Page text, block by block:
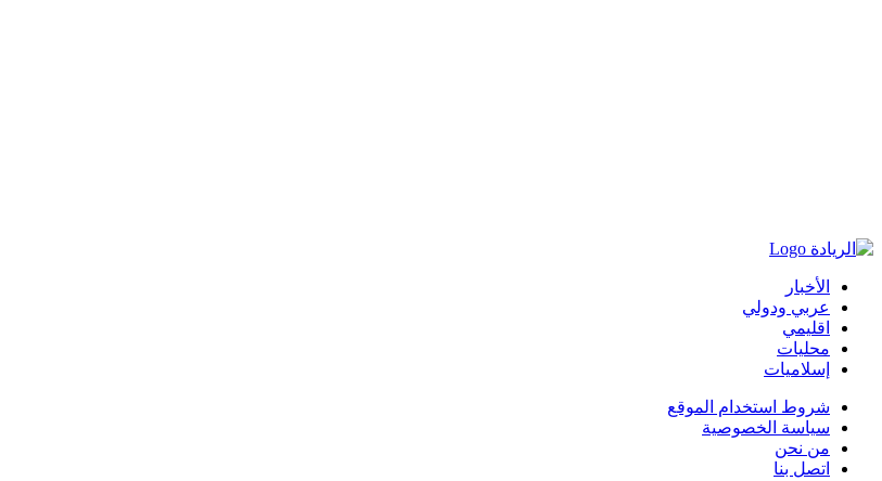
الأخبار
عربي ودولي
اقليمي
محليات
إسلاميات
شروط استخدام الموقع
سياسة الخصوصية
من نحن
اتصل بنا